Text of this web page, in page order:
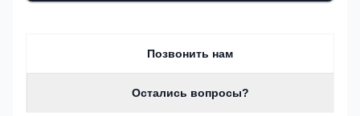
Позвонить нам
Остались вопросы?